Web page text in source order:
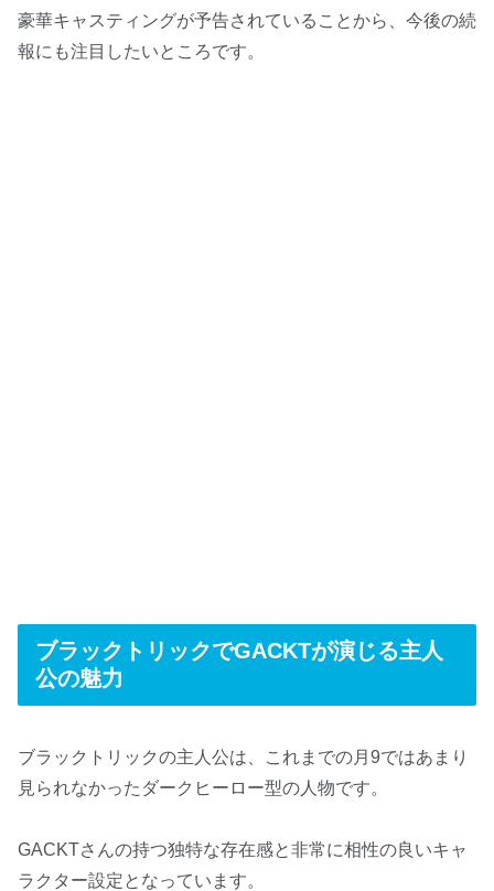
豪華キャスティングが予告されていることから、今後の続
報にも注目したいところです。
ブラックトリックでGACKTが演じる主人
公の魅力
ブラックトリックの主人公は、これまでの月9ではあまり
見られなかったダークヒーロー型の人物です。
GACKTさんの持つ独特な存在感と非常に相性の良いキャ
ラクター設定となっています。